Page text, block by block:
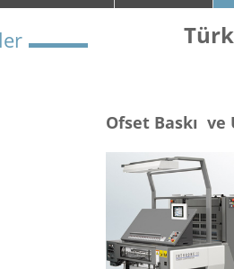
Ofset Baskı ve